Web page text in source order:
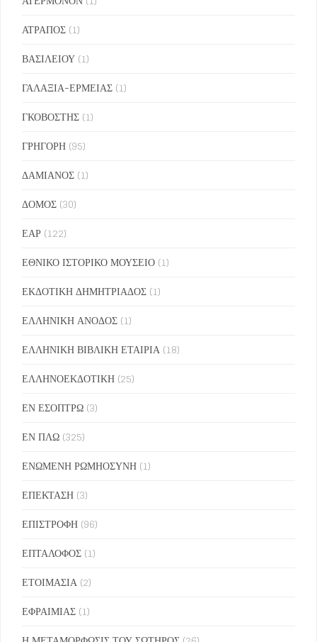
ΑΤΡΑΠΟΣ (1)
ΒΑΣΙΛΕΙΟΥ (1)
ΓΑΛΑΞΙΑ-ΕΡΜΕΙΑΣ (1)
ΓΚΟΒΟΣΤΗΣ (1)
ΓΡΗΓΟΡΗ (95)
ΔΑΜΙΑΝΟΣ (1)
ΔΟΜΟΣ (30)
ΕΑΡ (122)
ΕΘΝΙΚΟ ΙΣΤΟΡΙΚΟ ΜΟΥΣΕΙΟ (1)
ΕΚΔΟΤΙΚΗ ΔΗΜΗΤΡΙΑΔΟΣ (1)
ΕΛΛΗΝΙΚΗ ΑΝΟΔΟΣ (1)
ΕΛΛΗΝΙΚΗ ΒΙΒΛΙΚΗ ΕΤΑΙΡΙΑ (18)
ΕΛΛΗΝΟΕΚΔΟΤΙΚΗ (25)
ΕΝ ΕΣΟΠΤΡΩ (3)
ΕΝ ΠΛΩ (325)
ΕΝΩΜΕΝΗ ΡΩΜΗΟΣΥΝΗ (1)
ΕΠΕΚΤΑΣΗ (3)
ΕΠΙΣΤΡΟΦΗ (96)
ΕΠΤΑΛΟΦΟΣ (1)
ΕΤΟΙΜΑΣΙΑ (2)
ΕΦΡΑΙΜΙΑΣ (1)